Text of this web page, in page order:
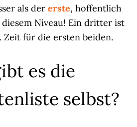
als dererste, hoffentlich
diesem Niveau! Ein dritter ist
Zeit für die ersten beiden.
es die
selbst?